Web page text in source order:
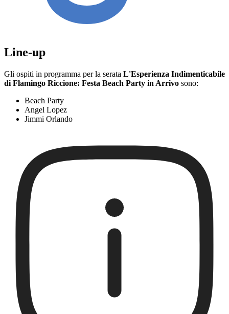
Line-up
Gli ospiti in programma per la serata L'Esperienza Indimenticabile
di Flamingo Riccione: Festa Beach Party in Arrivo sono:
Beach Party
Angel Lopez
Jimmi Orlando